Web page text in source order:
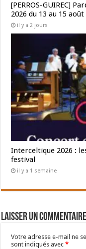
[PERROS-GUIREC]
2026 du 13 au 15 août
il y a 2 jours
Interceltique 2026 :
festival
il y a 1 semaine
Laisser un commentaire
Votre adresse e-mail ne
sont indiqués avec*